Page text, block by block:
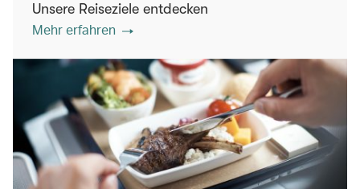
Unsere Reiseziele entdecken
Mehr erfahren